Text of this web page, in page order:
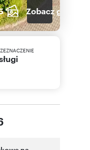
Zobacz galerię